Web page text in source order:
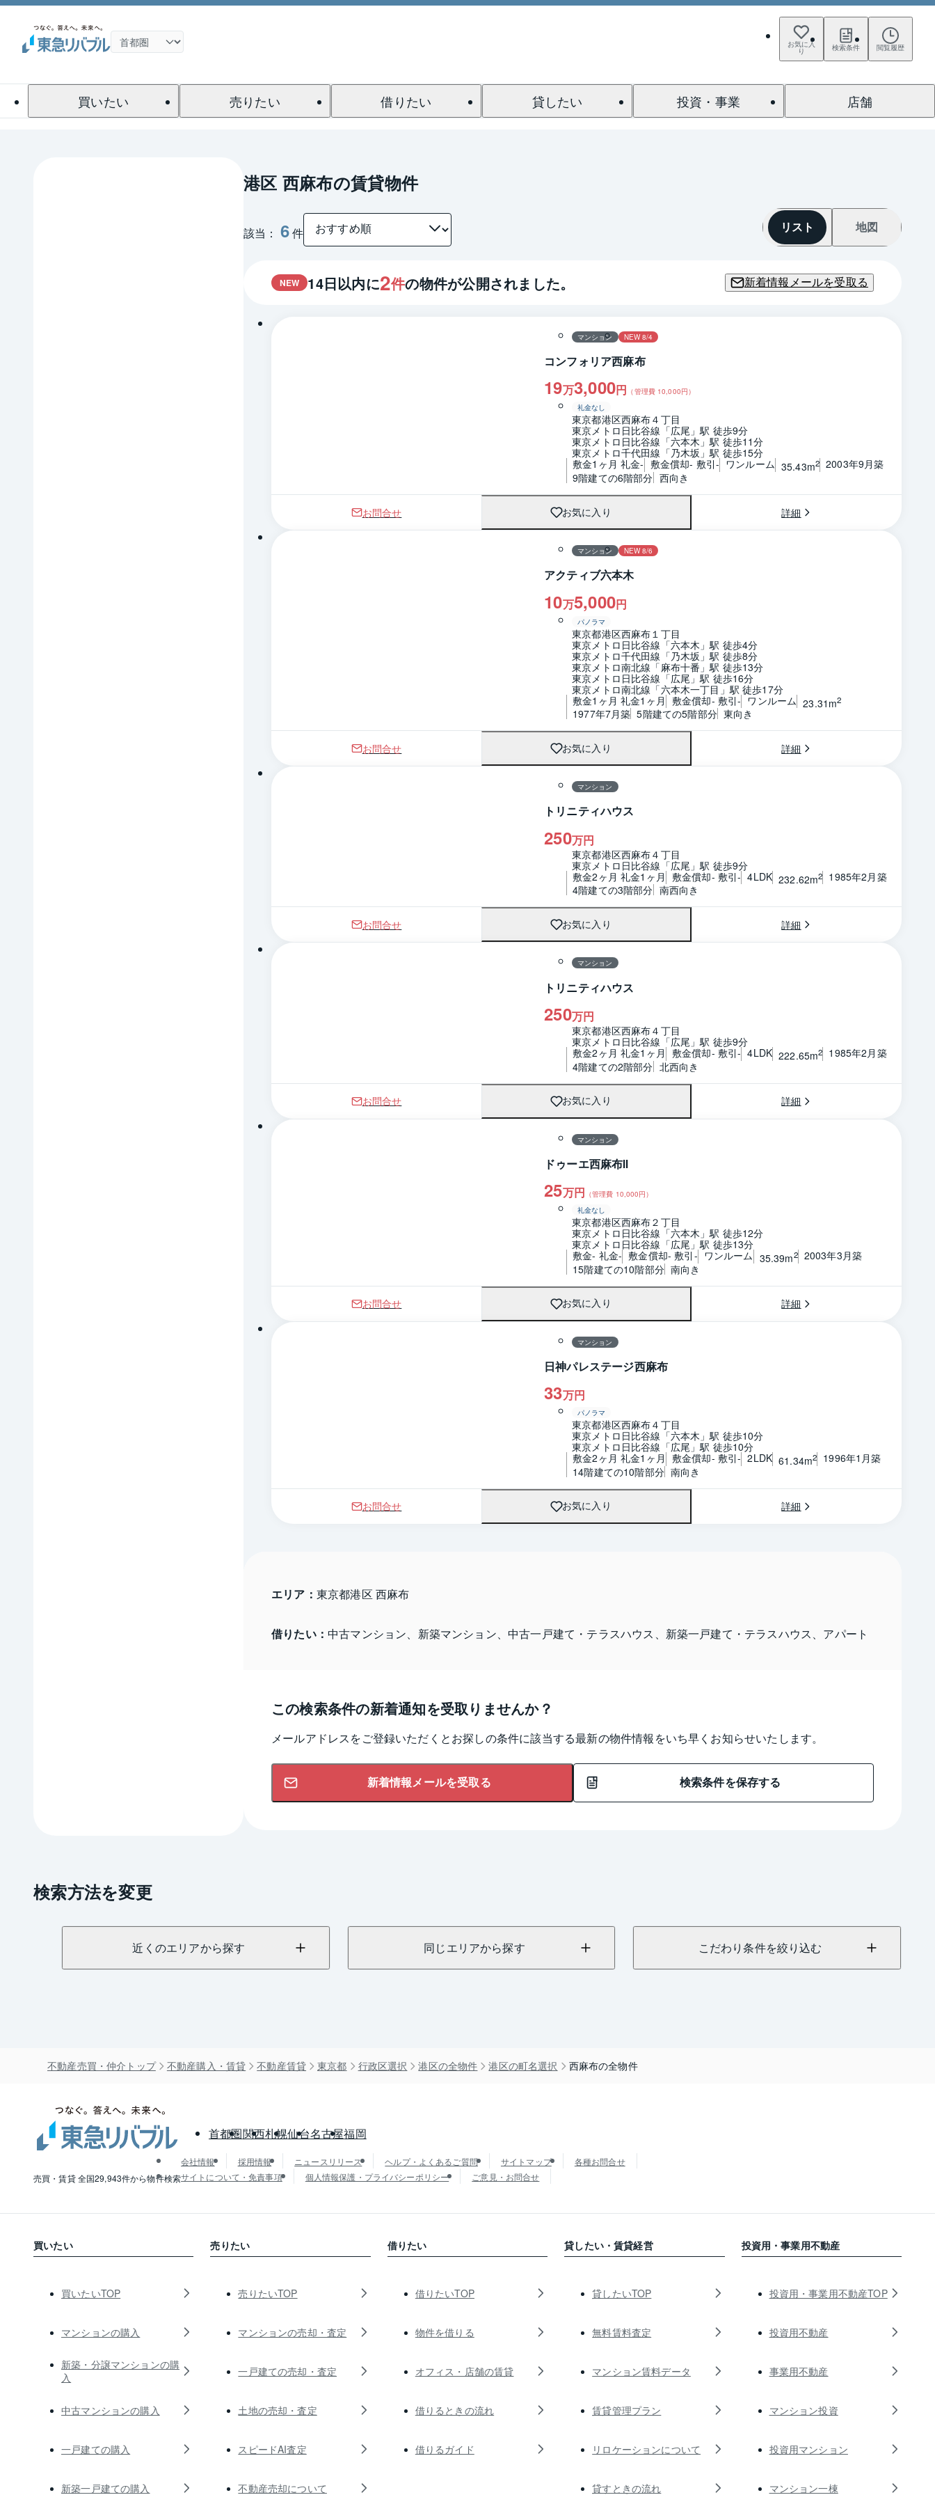
お気に入
り 検索条件 閲覧履歴
買いたい 売りたい 借りたい 貸したい 投資・事業 店舗
港区 西麻布の賃貸物件
該当： 6件 リスト 地図
NEW 14日以内に2件の物件が公開されました。 新着情報メールを受取る
マンション NEW 8/4
コンフォリア西麻布
19万3,000円 （管理費 10,000円）
礼金なし
東京都港区西麻布４丁目
東京メトロ日比谷線「広尾」駅 徒歩9分
東京メトロ日比谷線「六本木」駅 徒歩11分
東京メトロ千代田線「乃木坂」駅 徒歩15分
敷金1ヶ月 礼金- 敷金償却- 敷引- ワンルーム 35.43m2 2003年9月築
9階建ての6階部分 西向き
お問合せ お気に入り 詳細
マンション NEW 8/6
アクティブ六本木
10万5,000円
パノラマ
東京都港区西麻布１丁目
東京メトロ日比谷線「六本木」駅 徒歩4分
東京メトロ千代田線「乃木坂」駅 徒歩8分
東京メトロ南北線「麻布十番」駅 徒歩13分
東京メトロ日比谷線「広尾」駅 徒歩16分
東京メトロ南北線「六本木一丁目」駅 徒歩17分
敷金1ヶ月 礼金1ヶ月 敷金償却- 敷引- ワンルーム 23.31m2
1977年7月築 5階建ての5階部分 東向き
お問合せ お気に入り 詳細
マンション
トリニティハウス
250万円
東京都港区西麻布４丁目
東京メトロ日比谷線「広尾」駅 徒歩9分
敷金2ヶ月 礼金1ヶ月 敷金償却- 敷引- 4LDK 232.62m2
1985年2月築
4階建ての3階部分 南西向き
お問合せ お気に入り 詳細
マンション
トリニティハウス
250万円
東京都港区西麻布４丁目
東京メトロ日比谷線「広尾」駅 徒歩9分
敷金2ヶ月 礼金1ヶ月 敷金償却- 敷引- 4LDK 222.65m2
1985年2月築
4階建ての2階部分 北西向き
お問合せ お気に入り 詳細
マンション
ドゥーエ西麻布Ⅱ
25万円 （管理費 10,000円）
礼金なし
東京都港区西麻布２丁目
東京メトロ日比谷線「六本木」駅 徒歩12分
東京メトロ日比谷線「広尾」駅 徒歩13分
敷金- 礼金- 敷金償却- 敷引- ワンルーム 35.39m2 2003年3月築
15階建ての10階部分 南向き
お問合せ お気に入り 詳細
マンション
日神パレステージ西麻布
33万円
パノラマ
東京都港区西麻布４丁目
東京メトロ日比谷線「六本木」駅 徒歩10分
東京メトロ日比谷線「広尾」駅 徒歩10分
敷金2ヶ月 礼金1ヶ月 敷金償却- 敷引- 2LDK 61.34m2
1996年1月築
14階建ての10階部分 南向き
お問合せ お気に入り 詳細
エリア： 東京都港区 西麻布
借りたい： 中古マンション、新築マンション、中古一戸建て・テラスハウス、新築一戸建て・テラスハウス、アパート
この検索条件の新着通知を受取りませんか？
メールアドレスをご登録いただくとお探しの条件に該当する最新の物件情報をいち早くお知らせいたします。
新着情報メールを受取る 検索条件を保存する
検索方法を変更
近くのエリアから探す 同じエリアから探す こだわり条件を絞り込む
不動産売買・仲介トップ 不動産購入・賃貸 不動産賃貸 東京都 行政区選択 港区の全物件 港区の町名選択 西麻布の全物件
売買・賃貸 全国29,943件から物件検索
首都圏関西札幌仙台名古屋福岡
会社情報 採用情報 ニュースリリース ヘルプ・よくあるご質問 サイトマップ
各種お問合せ
サイトについて・免責事項
個人情報保護・プライバシーポリシー ご意見・お問合せ
買いたい
買いたいTOP
マンションの購入
新築・分譲マンションの購
入
中古マンションの購入
一戸建ての購入
新築一戸建ての購入
売りたい
売りたいTOP
マンションの売却・査定
一戸建ての売却・査定
土地の売却・査定
スピードAI査定
不動産売却について
借りたい
借りたいTOP
物件を借りる
オフィス・店舗の賃貸
借りるときの流れ
借りるガイド
貸したい・賃貸経営
貸したいTOP
無料賃料査定
マンション賃料データ
賃貸管理プラン
リロケーションについて
貸すときの流れ
投資用・事業用不動産
投資用・事業用不動産TOP
投資用不動産
事業用不動産
マンション投資
投資用マンション
マンション一棟